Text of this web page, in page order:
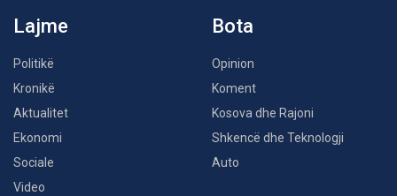
Lajme
Politikë
Kronikë
Aktualitet
Ekonomi
Sociale
Video
Bota
Opinion
Koment
Kosova dhe Rajoni
Shkencë dhe Teknologji
Auto